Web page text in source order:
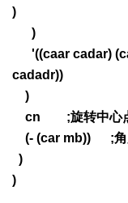
)
)
'((caar cadar)
cadadr))
)
cn ;旋转中心
(- (car mb)) ;角
)
)